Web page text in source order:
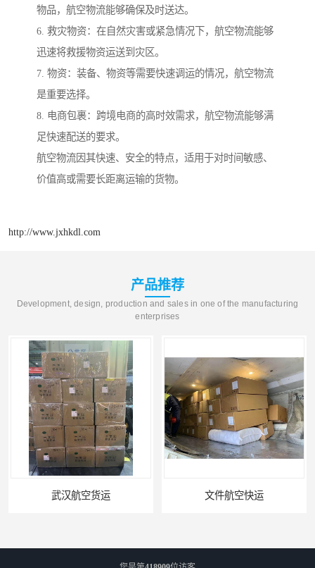
物品，航空物流能够确保及时送达。
6. 救灾物资：在自然灾害或紧急情况下，航空物流能够
迅速将救援物资运送到灾区。
7. 物资：装备、物资等需要快速调运的情况，航空物流
是重要选择。
8. 电商包裹：跨境电商的高时效需求，航空物流能够满
足快速配送的要求。
航空物流因其快速、安全的特点，适用于对时间敏感、
价值高或需要长距离运输的货物。
http://www.jxhkdl.com
产品推荐
Development, design, production and sales in one of the manufacturing
enterprises
武汉航空货运 文件航空快运